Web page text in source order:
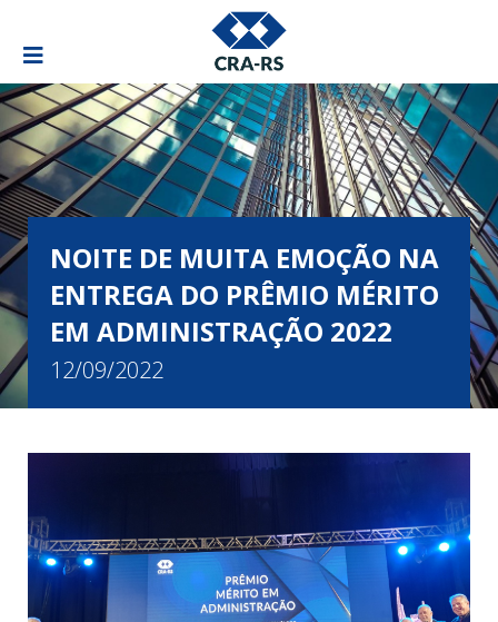
NOITE DE MUITA EMOÇÃO NA
ENTREGA DO PRÊMIO MÉRITO
EM ADMINISTRAÇÃO 2022
12/09/2022